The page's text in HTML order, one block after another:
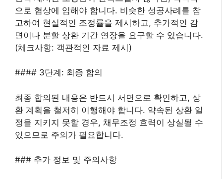
으로 협상에 임해야 합니다. 비슷한 성공사례를 참
고하여 현실적인 조정률을 제시하고, 추가적인 감
면이나 분할 상환 기간 연장을 요구할 수 있습니다.
(체크사항: 객관적인 자료 제시)
#### 3단계: 최종 합의
최종 합의된 내용은 반드시 서면으로 확인하고, 상
환 계획을 철저히 이행해야 합니다. 약속된 상환 일
정을 지키지 못할 경우, 채무조정 효력이 상실될 수
있으므로 주의가 필요합니다.
### 추가 정보 및 주의사항